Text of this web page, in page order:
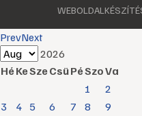
PrevNext
2026
HéKeSzeCsüPéSzoVa
1
2
3
4 5 6 7 8
9